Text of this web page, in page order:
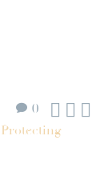
0   
Protecting